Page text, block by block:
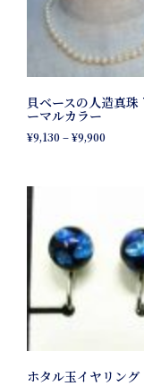
貝ベースの人造真
ーマルカラー
¥9,130–¥9,900
ホタル玉イヤリング